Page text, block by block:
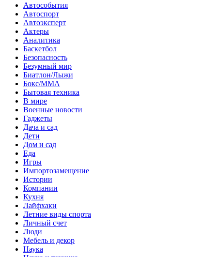
Автособытия
Автоспорт
Автоэксперт
Актеры
Аналитика
Баскетбол
Безопасность
Безумный мир
Биатлон/Лыжи
Бокс/MMA
Бытовая техника
В мире
Военные новости
Гаджеты
Дача и сад
Дети
Дом и сад
Еда
Игры
Импортозамещение
Истории
Компании
Кухня
Лайфхаки
Летние виды спорта
Личный счет
Люди
Мебель и декор
Наука